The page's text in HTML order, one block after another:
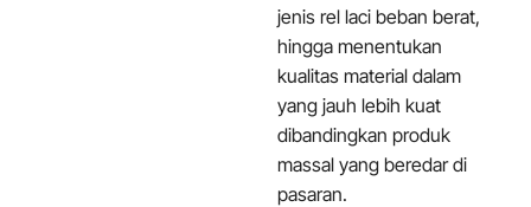
jenis rel laci beban berat,
hingga menentukan
kualitas material dalam
yang jauh lebih kuat
dibandingkan produk
massal yang beredar di
pasaran.